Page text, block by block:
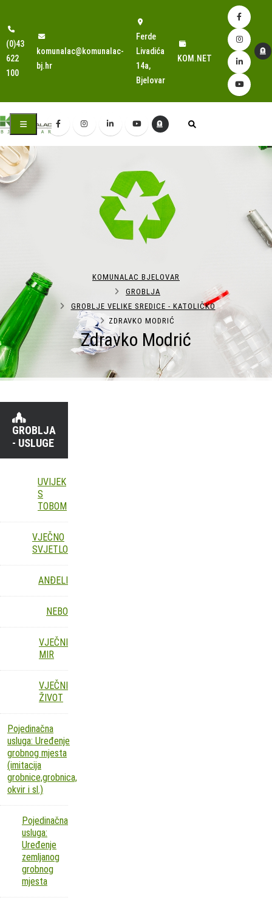
(0)43
622
100
komunalac@komunalac-
bj.hr
Ferde
Livadića
14a,
Bjelovar
KOM.NET
Zdravko Modrić
KOMUNALAC BJELOVAR
GROBLJA
GROBLJE VELIKE SREDICE - KATOLIČKO
ZDRAVKO MODRIĆ
GROBLJA
- USLUGE
UVIJEK
S
TOBOM
VJEČNO
SVJETLO
ANĐELI
NEBO
VJEČNI
MIR
VJEČNI
ŽIVOT
Pojedinačna
usluga: Uređenje
grobnog mjesta
(imitacija
grobnice,grobnica,
okvir i sl.)
Pojedinačna
usluga:
Uređenje
zemljanog
grobnog
mjesta